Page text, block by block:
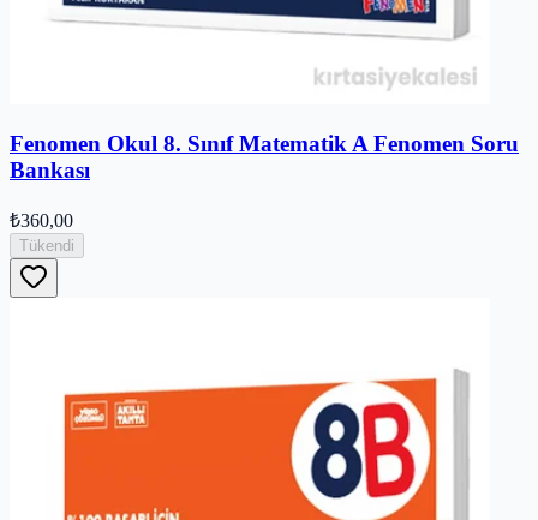
Fenomen Okul 8. Sınıf Matematik A Fenomen Soru
Bankası
₺360,00
Tükendi